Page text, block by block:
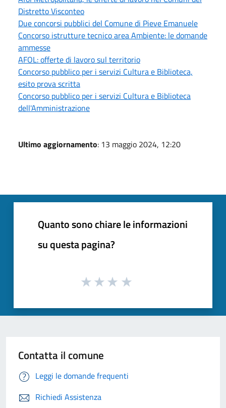
Distretto Visconteo
Due concorsi pubblici del Comune di Pieve Emanuele
Concorso istrutture tecnico area Ambiente: le domande
ammesse
AFOL: offerte di lavoro sul territorio
Concorso pubblico per i servizi Cultura e Biblioteca,
esito prova scritta
Concorso pubblico per i servizi Cultura e Biblioteca
dell'Amministrazione
Ultimo aggiornamento: 13 maggio 2024, 12:20
Quanto sono chiare le informazioni
su questa pagina?
Contatta il comune
Leggi le domande frequenti
Richiedi Assistenza